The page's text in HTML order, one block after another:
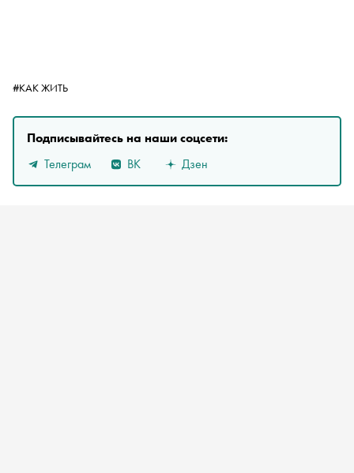
#КАК ЖИТЬ
Подписывайтесь на наши соцсети:
Телеграм
ВК Дзен